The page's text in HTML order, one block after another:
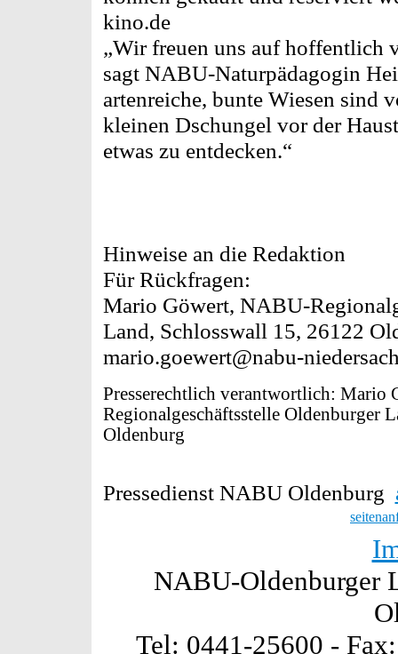
kino.de
„Wir freuen uns auf hoffentlich
sagt NABU-Naturpädagogin
artenreiche, bunte Wiesen sind
kleinen Dschungel vor der
etwas zu entdecken.“
Hinweise an die Redaktion
Für Rückfragen:
Mario Göwert, NABU-
Land, Schlosswall 15, 26122
mario.goewert@nabu-
Presserechtlich verantwortlich: Mario
Regionalgeschäftsstelle Oldenburger
Oldenburg
Pressedienst NABU Oldenburg
NABU-Oldenburger
Tel: 0441-25600 -